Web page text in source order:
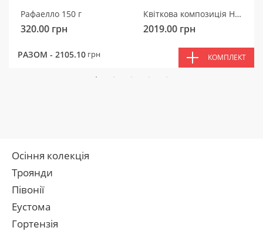
Рафаелло 150 г
320.00 грн
Квіткова композиція Ніжний мотив
2019.00 грн
РАЗОМ - 2105.10 грн КОМПЛЕКТ
Осіння колекція
Троянди
Півонії
Еустома
Гортензія